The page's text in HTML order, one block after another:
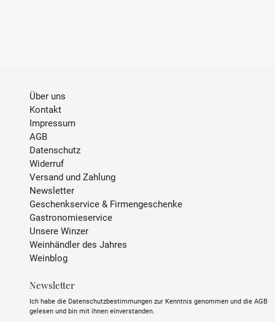
Über uns
Kontakt
Impressum
AGB
Datenschutz
Widerruf
Versand und Zahlung
Newsletter
Geschenkservice & Firmengeschenke
Gastronomieservice
Unsere Winzer
Weinhändler des Jahres
Weinblog
Newsletter
Ich habe die Datenschutzbestimmungen zur Kenntnis genommen und die AGB
gelesen und bin mit ihnen einverstanden.